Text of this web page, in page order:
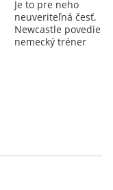
Je to pre neho
neuveriteľná česť.
Newcastle povedie
nemecký tréner